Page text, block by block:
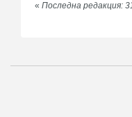
« Последна редакция: